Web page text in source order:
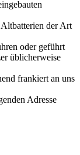
der Art
oder geführt
üblicherweise
frankiert an uns
Adresse